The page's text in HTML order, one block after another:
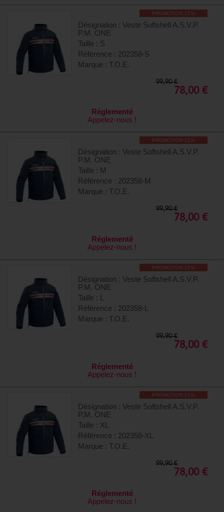
PROMOTION 21%
Désignation : Veste Softshell A.S.V.P.
P.M. ONE
Taille : S
Référence : 202358-S
Marque : T.O.E.
99,90 €
78,00 €
Réglementé
Appelez-nous !
PROMOTION 21%
Désignation : Veste Softshell A.S.V.P.
P.M. ONE
Taille : M
Référence : 202358-M
Marque : T.O.E.
99,90 €
78,00 €
Réglementé
Appelez-nous !
PROMOTION 21%
Désignation : Veste Softshell A.S.V.P.
P.M. ONE
Taille : L
Référence : 202358-L
Marque : T.O.E.
99,90 €
78,00 €
Réglementé
Appelez-nous !
PROMOTION 21%
Désignation : Veste Softshell A.S.V.P.
P.M. ONE
Taille : XL
Référence : 202358-XL
Marque : T.O.E.
99,90 €
78,00 €
Réglementé
Appelez-nous !